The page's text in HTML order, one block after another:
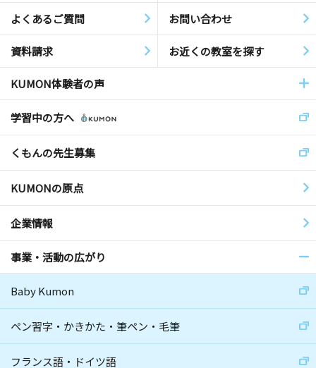
よくあるご質問 お問い合わせ
資料請求 お近くの教室を探す
KUMON体験者の声
学習中の方へ
くもんの先生募集
KUMONの原点
企業情報
事業・活動の広がり
Baby Kumon
ペン習字・かきかた・筆ペン・毛筆
フランス語・ドイツ語